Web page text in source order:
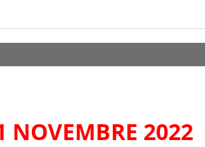
NOVEMBRE 2022